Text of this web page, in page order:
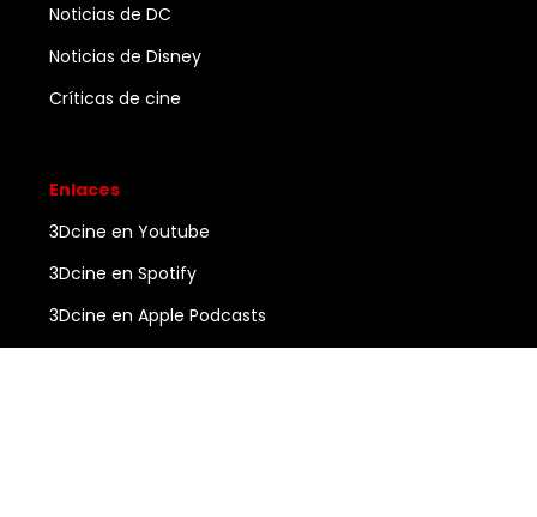
Noticias de DC
Noticias de Disney
Críticas de cine
Enlaces
3Dcine en Youtube
3Dcine en Spotify
3Dcine en Apple Podcasts